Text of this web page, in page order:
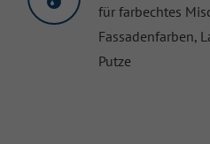
für farbechtes
Fassadenfarben,
Putze